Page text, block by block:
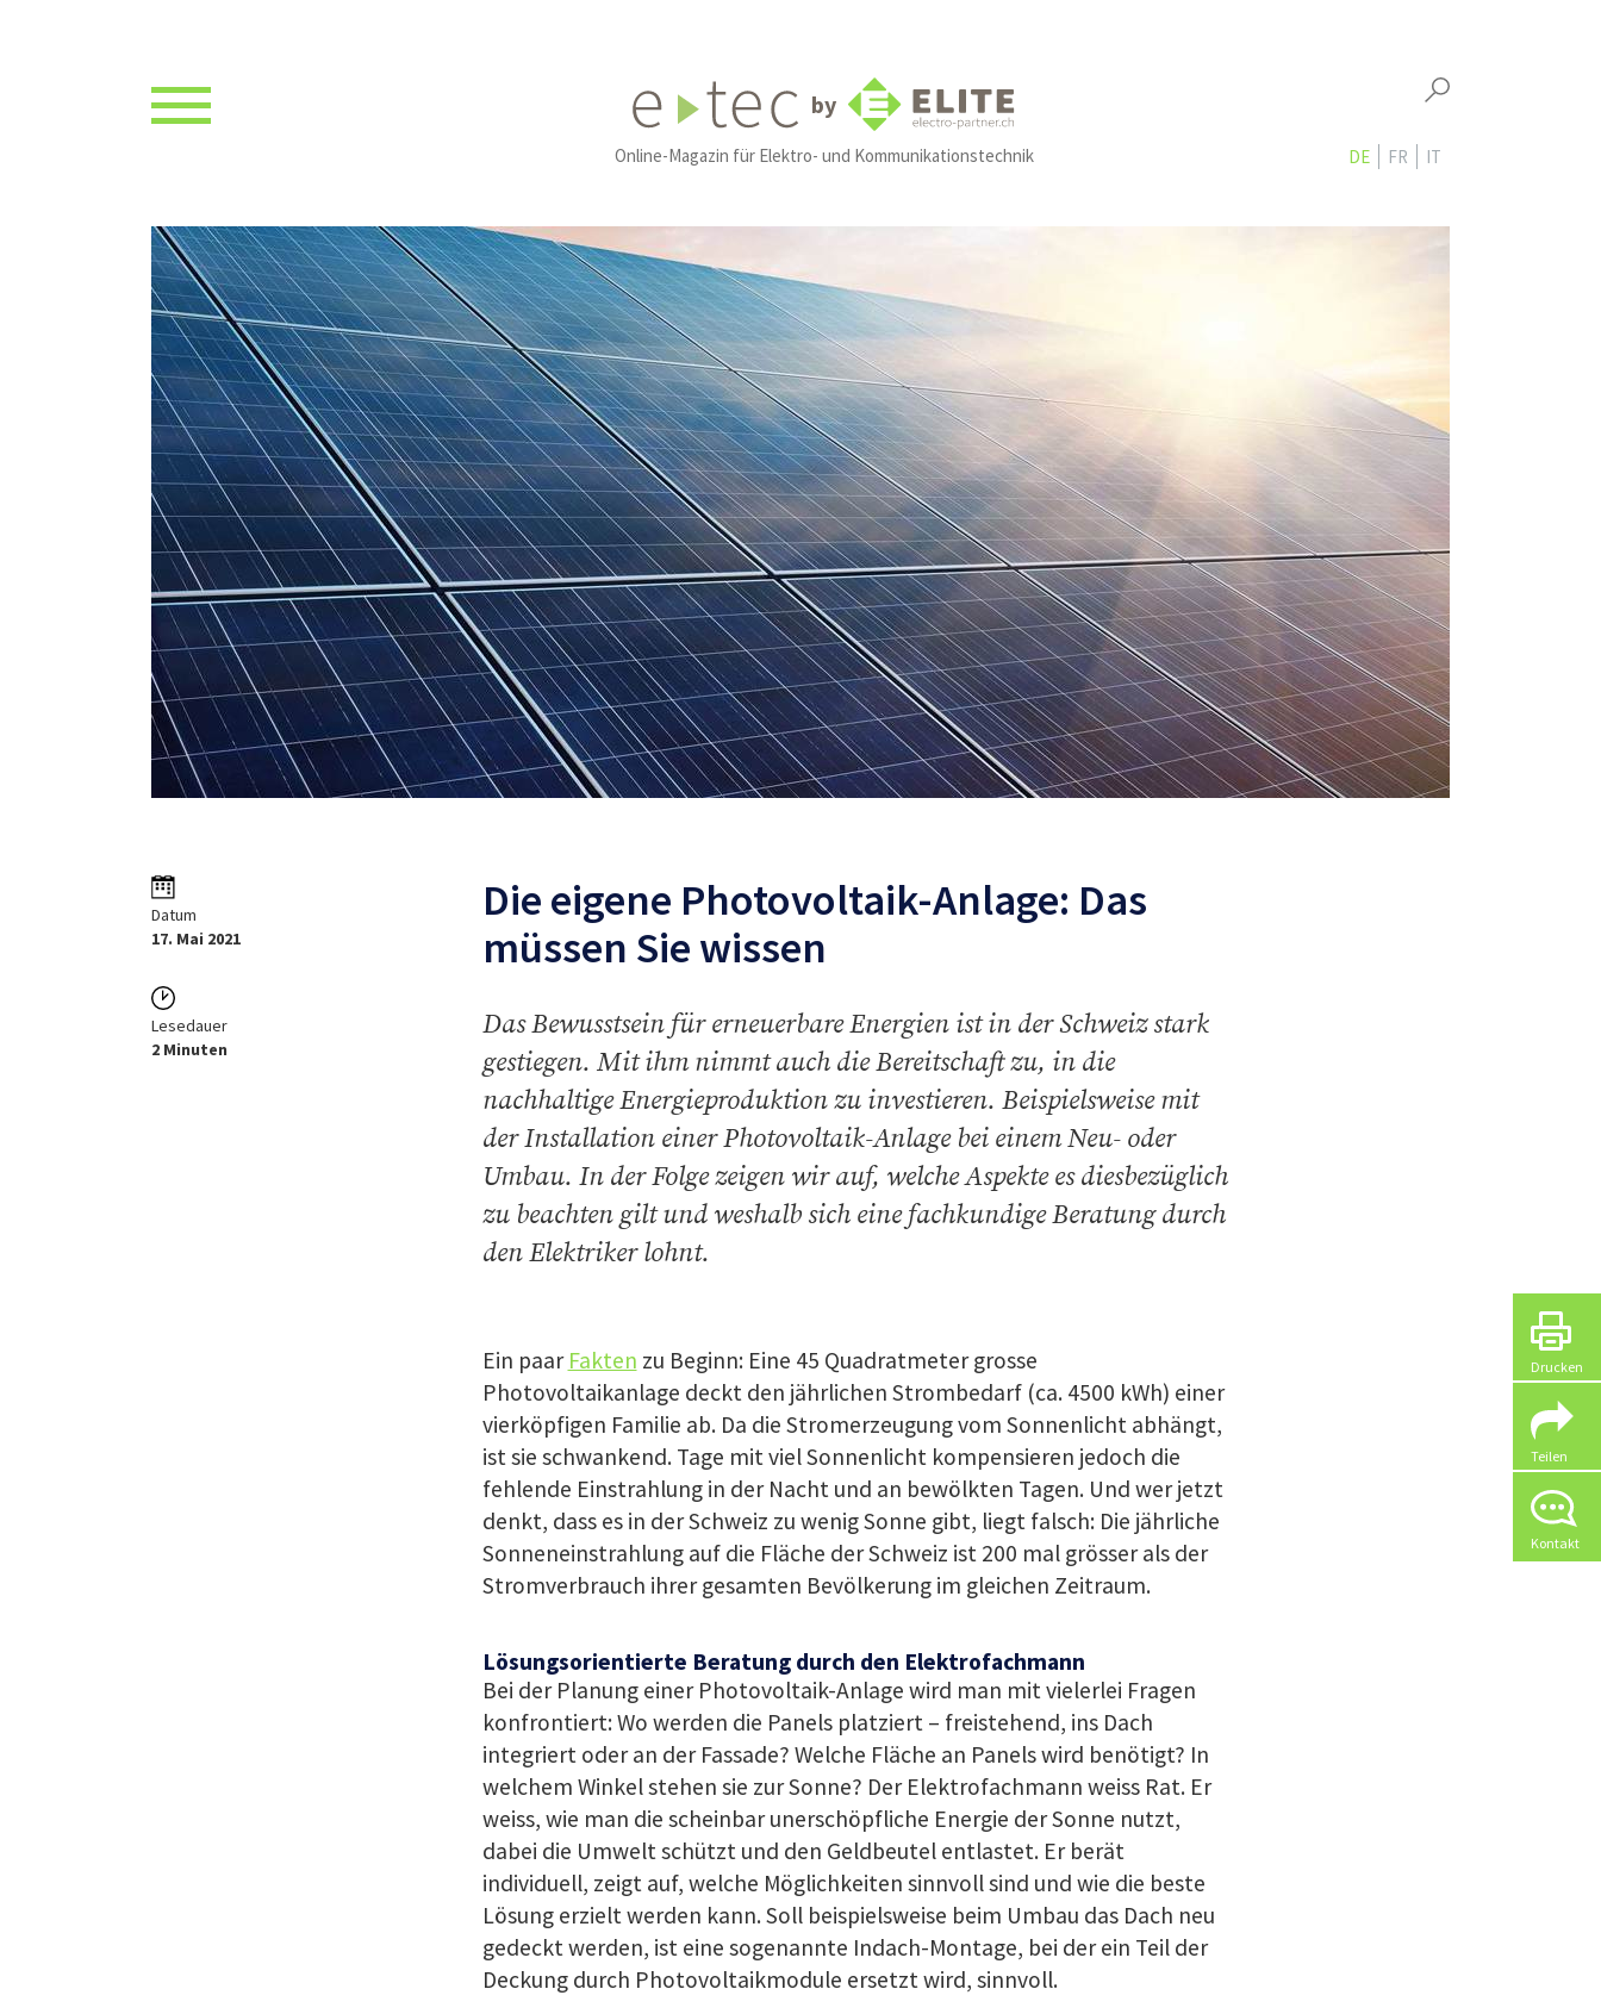
Drucken
Teilen
Kontakt
by
Online-Magazin für Elektro- und Kommunikationstechnik DE FR IT
Datum
17. Mai 2021
Lesedauer
2 Minuten
Die eigene Photovoltaik-Anlage: Das
müssen Sie wissen
Das Bewusstsein für erneuerbare Energien ist in der Schweiz stark
gestiegen. Mit ihm nimmt auch die Bereitschaft zu, in die
nachhaltige Energieproduktion zu investieren. Beispielsweise mit
der Installation einer Photovoltaik-Anlage bei einem Neu- oder
Umbau. In der Folge zeigen wir auf, welche Aspekte es diesbezüglich
zu beachten gilt und weshalb sich eine fachkundige Beratung durch
den Elektriker lohnt.
Ein paar Fakten zu Beginn: Eine 45 Quadratmetergrosse
Photovoltaikanlage deckt den jährlichen Strombedarf (ca. 4500 kWh) einer
vierköpfigen Familie ab. Da die Stromerzeugung vom Sonnenlicht abhängt,
ist sie schwankend. Tage mit viel Sonnenlicht kompensieren jedoch die
fehlende Einstrahlung in der Nacht und an bewölkten Tagen. Und wer jetzt
denkt, dass es in der Schweiz zu wenig Sonne gibt, liegt falsch: Die jährliche
Sonneneinstrahlung auf die Fläche der Schweiz ist 200 malgrösser als der
Stromverbrauch ihrer gesamten Bevölkerung im gleichen Zeitraum.
Lösungsorientierte Beratung durch den Elektrofachmann
Bei der Planung einer Photovoltaik-Anlage wird man mit vielerlei Fragen
konfrontiert: Wo werden die Panels platziert – freistehend, ins Dach
integriert oder an der Fassade? Welche Fläche an Panels wird benötigt? In
welchem Winkel stehen sie zur Sonne? Der Elektrofachmann weiss Rat. Er
weiss, wie man die scheinbar unerschöpfliche Energie der Sonne nutzt,
dabei die Umwelt schützt und den Geldbeutel entlastet. Er berät
individuell, zeigt auf, welche Möglichkeiten sinnvoll sind und wie die beste
Lösung erzielt werden kann. Soll beispielsweise beim Umbau das Dach neu
gedeckt werden, ist eine sogenannte Indach-Montage, bei der ein Teil der
Deckung durch Photovoltaikmodule ersetzt wird, sinnvoll.